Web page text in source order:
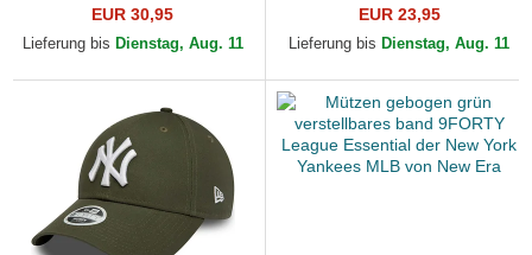
Essential der New York
Yankees MLB von New Era
EUR 30,95
Lieferung bis Dienstag, Aug. 11
9FORTY The League der
Green Bay Packers NFL
EUR 23,95
Lieferung bis Dienstag, Aug. 11